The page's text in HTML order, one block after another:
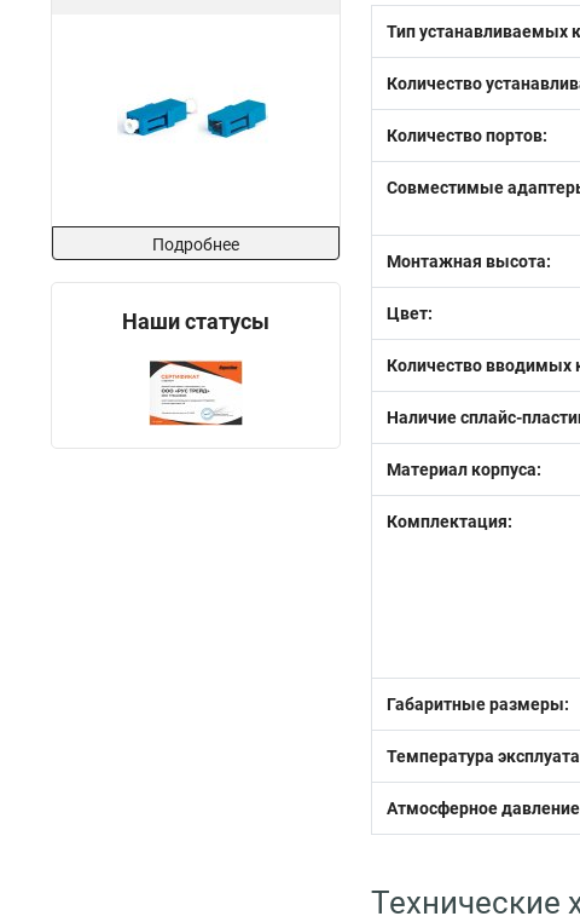
Подробнее
Наши статусы
Тип устанавливаемых
Количество
Количество портов:
Совместимые
Монтажная высота:
Цвет:
Количество вводимых
Наличие сплайс-
Материал корпуса:
Комплектация:
Габаритные размеры:
Температура
Атмосферное
Технические